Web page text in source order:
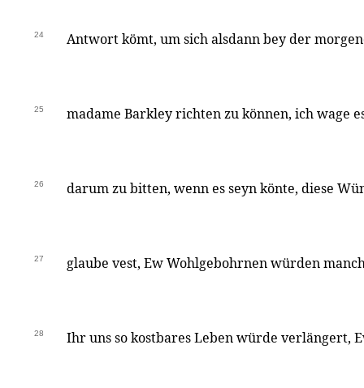
24 Antwort kömt, um sich alsdann bey der
25 madame Barkley richten zu können, ich wage
26 darum zu bitten, wenn es seyn könte, diese
27 glaube vest, Ew Wohlgebohrnen würden
28 Ihr uns so kostbares Leben würde verlängert,